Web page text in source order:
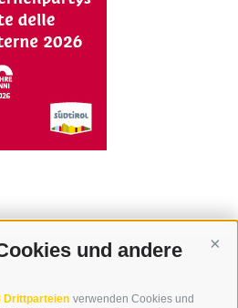
und andere
Drittparteien verwenden Cookies und